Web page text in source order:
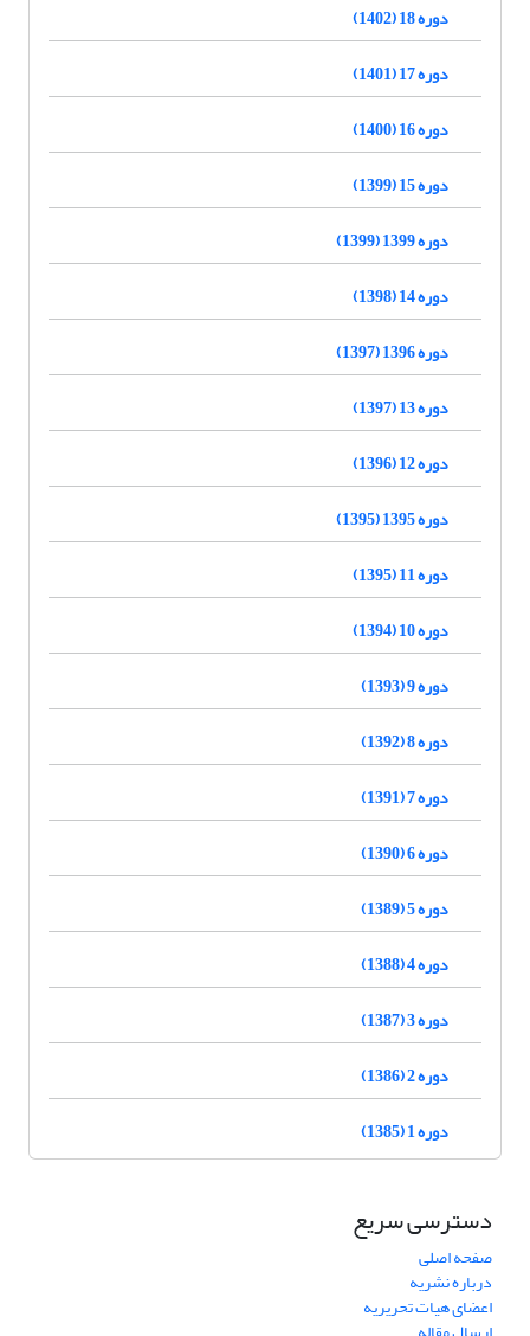
دوره 18 (1402)
دوره 17 (1401)
دوره 16 (1400)
دوره 15 (1399)
دوره 1399 (1399)
دوره 14 (1398)
دوره 1396 (1397)
دوره 13 (1397)
دوره 12 (1396)
دوره 1395 (1395)
دوره 11 (1395)
دوره 10 (1394)
دوره 9 (1393)
دوره 8 (1392)
دوره 7 (1391)
دوره 6 (1390)
دوره 5 (1389)
دوره 4 (1388)
دوره 3 (1387)
دوره 2 (1386)
دوره 1 (1385)
دسترسی سریع
صفحه اصلی
درباره نشریه
اعضای هیات تحریریه